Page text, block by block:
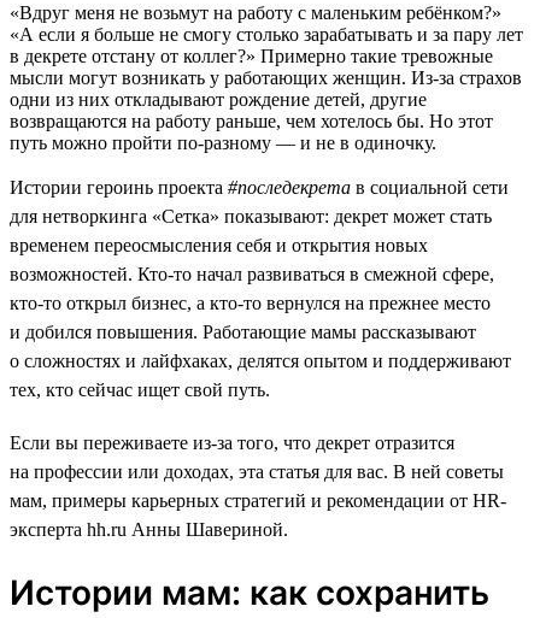
«Вдруг меня не возьмут на работу с маленьким ребёнком?»
«А если я больше не смогу столько зарабатывать и за пару лет
в декрете отстану от коллег?» Примерно такие тревожные
мысли могут возникать у работающих женщин. Из-за страхов
одни из них откладывают рождение детей, другие
возвращаются на работу раньше, чем хотелось бы. Но этот
путь можно пройти по-разному — и не в одиночку.
Истории героинь проекта #последекрета в социальной сети
для нетворкинга «Сетка» показывают: декрет может стать
временем переосмысления себя и открытия новых
возможностей. Кто-то начал развиваться в смежной сфере,
кто-то открыл бизнес, а кто-то вернулся на прежнее место
и добился повышения. Работающие мамы рассказывают
о сложностях и лайфхаках, делятся опытом и поддерживают
тех, кто сейчас ищет свой путь.
Если вы переживаете из-за того, что декрет отразится
на профессии или доходах, эта статья для вас. В ней советы
мам, примеры карьерных стратегий и рекомендации от HR-
эксперта hh.ru Анны Шавериной.
Истории мам: как сохранить